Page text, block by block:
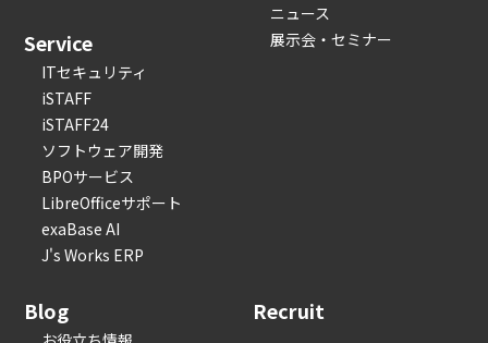
Service
ITセキュリティ
iSTAFF
iSTAFF24
ソフトウェア開発
BPOサービス
LibreOfficeサポート
exaBase AI
J's Works ERP
ニュース
展示会・セミナー
Blog Recruit